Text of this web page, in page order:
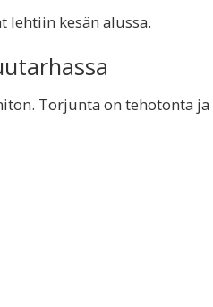
lehtiin kesän alussa.
Torjunta on tehotonta ja